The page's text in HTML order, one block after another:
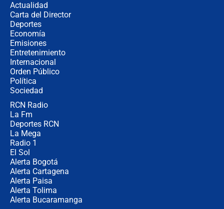
Actualidad
Carta del Director
Deportes
Economía
Emisiones
Entretenimiento
Internacional
Orden Público
Política
Sociedad
RCN Radio
La Fm
Deportes RCN
La Mega
Radio 1
El Sol
Alerta Bogotá
Alerta Cartagena
Alerta Paisa
Alerta Tolima
Alerta Bucaramanga